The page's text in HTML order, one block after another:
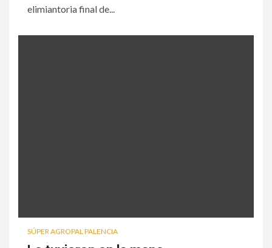
elimiantoria final de...
SÚPER AGROPAL PALENCIA